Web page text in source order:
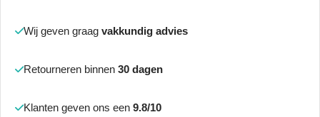
Wij geven graag vakkundig advies
Retourneren binnen 30 dagen
Klanten geven ons een 9.8/10